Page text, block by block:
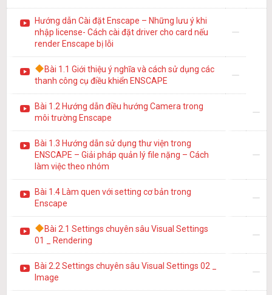
Hướng dẫn Cài đặt Enscape – Những lưu ý khi
nhập license- Cách cài đặt driver cho card nếu
render Enscape bị lỗi
Bài 1.1 Giới thiệu ý nghĩa và cách sử dụng các
thanh công cụ điều khiển ENSCAPE
Bài 1.2 Hướng dẫn điều hướng Camera trong
môi trường Enscape
Bài 1.3 Hướng dẫn sử dụng thư viện trong
ENSCAPE – Giải pháp quản lý file nặng – Cách
làm việc theo nhóm
Bài 1.4 Làm quen với setting cơ bản trong
Enscape
Bài 2.1 Settings chuyên sâu Visual Settings
01 _ Rendering
Bài 2.2 Settings chuyên sâu Visual Settings 02 _
Image